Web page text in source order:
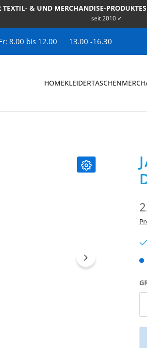
TEXTIL- & UND MERCHANDISE-
seit 2010 ✓
8.00 bis 12.00 13.00 -16.30
HOMEKLEIDERTASCHEN